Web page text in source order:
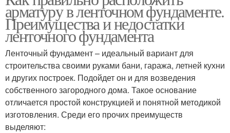
арматуру в ленточном фундаменте.
Преимущества и недостатки
ленточного фундамента
Ленточный фундамент – идеальный вариант для
строительства своими руками бани, гаража, летней кухни
и других построек. Подойдет он и для возведения
собственного загородного дома. Такое основание
отличается простой конструкцией и понятной методикой
изготовления. Среди его прочих преимуществ
выделяют: